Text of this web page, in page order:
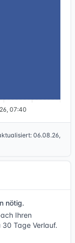
07:40
: 06.08.26,
nötig.
Ihren
Tage Verlauf.